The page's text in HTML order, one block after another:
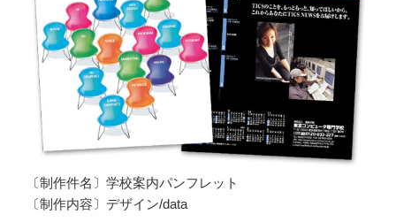
〔制作件名〕学校案内パンフレット
〔制作内容〕デザイン/data